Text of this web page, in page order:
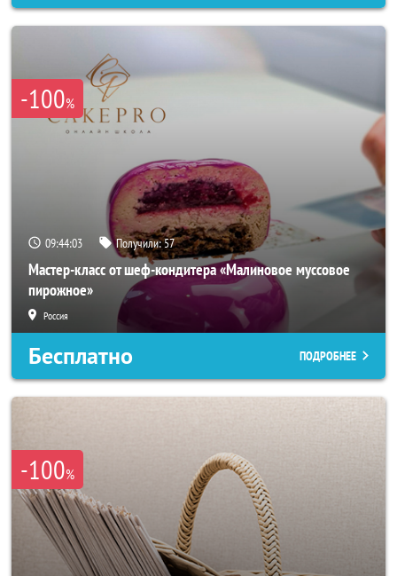
-100%
09:44:00 Получили:57
Мастер-класс от шеф-кондитера «Малиновое муссовое
пирожное»
Россия
Бесплатно ПОДРОБНЕЕ
-100%